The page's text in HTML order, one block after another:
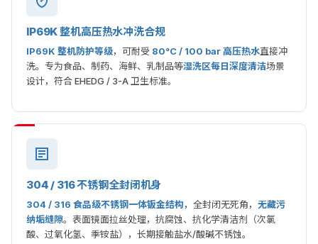
IP69K 整机高压热水冲洗合规
IP69K 整机防护等级，可耐受 80°C / 100 bar 高压热水直接冲
洗。专为食品、制药、海鲜、乳制品等湿洗区每日深度清洁场景
设计，符合 EHEDG / 3-A 卫生标准。
304 / 316 不锈钢全封闭机身
304 / 316 食品级不锈钢一体钣金结构，全封闭无死角， 无藏污
纳垢缝隙。表面镜面拉丝处理，抗腐蚀、抗化学清洁剂（次氯
酸、过氧化氢、季铵盐），长期接触盐水/酸碱不锈蚀。